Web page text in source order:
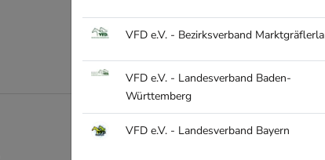
VFD e.V. - Bezirksverband
VFD e.V. - Landesverband Baden-
Württemberg
VFD e.V. - Landesverband Bayern